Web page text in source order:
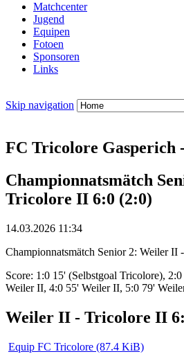
Matchcenter
Jugend
Equipen
Fotoen
Sponsoren
Links
Skip navigation
FC Tricolore Gasperich
Championnatsmätch
Tricolore II 6:0 (2:0)
14.03.2026 11:34
Championnatsmätch Senior 2: Weiler II
Score: 1:0 15' (Selbstgoal Tricolore),
Weiler II, 4:0 55' Weiler II, 5:0 79'
Weiler II - Tricolore II
Equip FC Tricolore (87.4 KiB)